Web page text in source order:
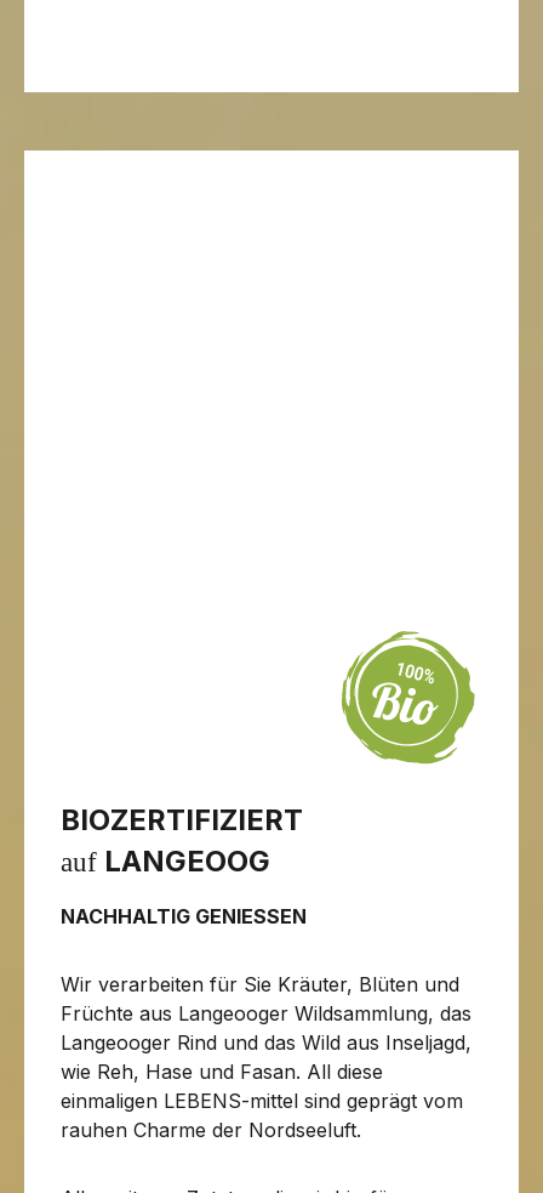
BIOZERTIFIZIERT
auf LANGEOOG
NACHHALTIG GENIESSEN
Wir verarbeiten für Sie Kräuter, Blüten und
Früchte aus Langeooger Wildsammlung, das
Langeooger Rind und das Wild aus Inseljagd,
wie Reh, Hase und Fasan. All diese
einmaligen LEBENS-mittel sind geprägt vom
rauhen Charme der Nordseeluft.